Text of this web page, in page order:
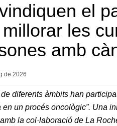
el
les
amb
de 2026
diferents àmbits han
en un procés oncològic”. Una
la col·laboració de La